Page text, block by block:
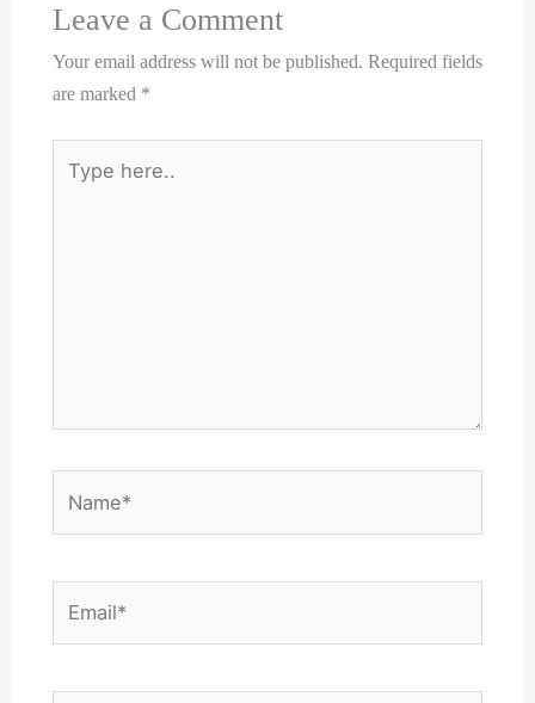
Leave a Comment
Your email address will not be published. Required fields
are marked *
here..